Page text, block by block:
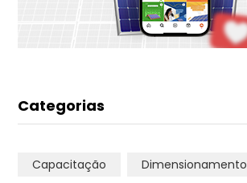
Categorias
Capacitação
Dimensionamento